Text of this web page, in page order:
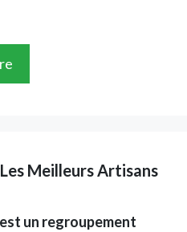
Meilleurs Artisans
un regroupement